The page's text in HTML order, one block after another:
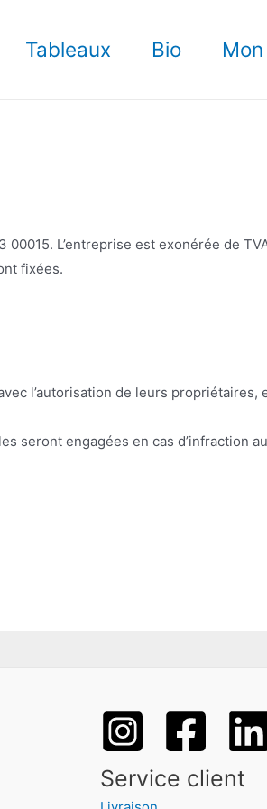
Tableaux Bio
L’entreprise est exonérée de
fixées.
l’autorisation de leurs propriétaires,
seront engagées en cas d’infraction
Service client